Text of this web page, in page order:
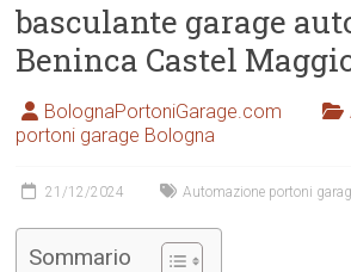
basculante garage
Beninca Castel
BolognaPortoniGarage.com
portoni garage Bologna
21/12/2024 Automazione portoni
Sommario